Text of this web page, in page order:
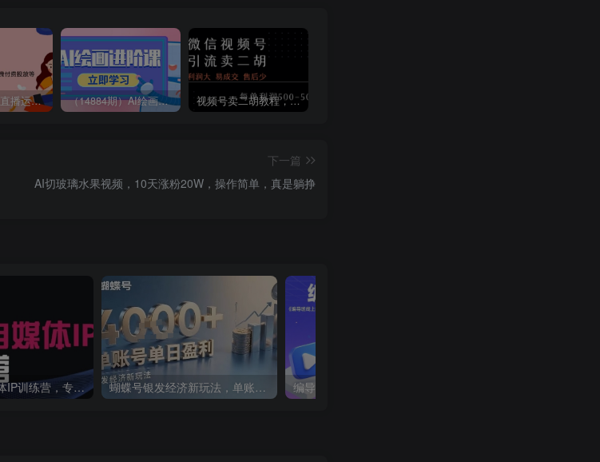
（14882期）直播运营全流程课程-5月更新：从起号、话术设计、罗盘运营到微付费投放等 （14884期）AI绘画进阶课，涵盖电商摄影等多领域，PS操作与AI工具使用全面教学 视频号卖二胡教程，利润大 易成交 售后少，一单利润5张+
下一篇
AI切玻璃水果视频，10天涨粉20W，操作简单，真是躺挣
2025治愈自媒体IP训练营，专为疗愈领域从业者打造 蝴蝶号银发经济新玩法，单账号单日盈利1k+适合小白操作简单